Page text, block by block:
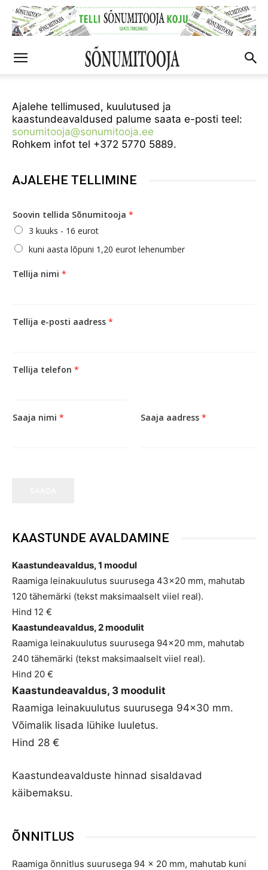
Ajalehe tellimused, kuulutused ja
kaastundeavaldused palume saata e-posti teel:
sonumitooja@sonumitooja.ee
Rohkem infot tel +372 5770 5889.
AJALEHE TELLIMINE
Soovin tellida Sõnumitooja *
3 kuuks - 16 eurot
kuni aasta lõpuni 1,20 eurot lehenumber
Tellija nimi *
Tellija e-posti aadress *
Tellija telefon *
Saaja nimi * Saaja aadress *
KAASTUNDE AVALDAMINE
Kaastundeavaldus, 1 moodul
Raamiga leinakuulutus suurusega 43×20 mm, mahutab
120 tähemärki (tekst maksimaalselt viiel real).
Hind 12 €
Kaastundeavaldus, 2 moodulit
Raamiga leinakuulutus suurusega 94×20 mm, mahutab
240 tähemärki (tekst maksimaalselt viiel real).
Hind 20 €
Kaastundeavaldus, 3 moodulit
Raamiga leinakuulutus suurusega 94×30 mm.
Võimalik lisada lühike luuletus.
Hind 28 €
Kaastundeavalduste hinnad sisaldavad
käibemaksu.
ÕNNITLUS
Raamiga õnnitlus suurusega 94 x 20 mm, mahutab kuni